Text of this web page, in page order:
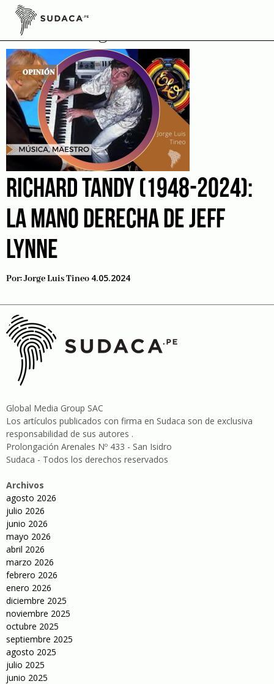
Skip
contentElectric Light Orchestra
RICHARD TANDY (1948-2024):
LA MANO DERECHA DE JEFF
LYNNE
Por:Jorge Luis Tineo 4.05.2024
Global Media Group SAC
Los artículos publicados con firma en Sudaca son de exclusiva
responsabilidad de sus autores .
Prolongación Arenales Nº 433 - San Isidro
Sudaca - Todos los derechos reservados
Archivos
agosto 2026
julio 2026
junio 2026
mayo 2026
abril 2026
marzo 2026
febrero 2026
enero 2026
diciembre 2025
noviembre 2025
octubre 2025
septiembre 2025
agosto 2025
julio 2025
junio 2025